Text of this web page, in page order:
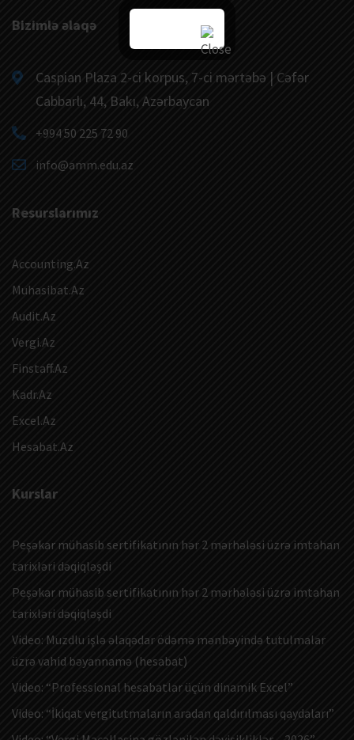
Bizimlə əlaqə
Caspian Plaza 2-ci korpus, 7-ci mərtəbə | Cəfər
Cabbarlı, 44, Bakı, Azərbaycan
+994 50 225 72 90
info@amm.edu.az
Resurslarımız
Accounting.Az
Muhasibat.Az
Audit.Az
Vergi.Az
Finstaff.Az
Kadr.Az
Excel.Az
Hesabat.Az
Kurslar
Peşəkar mühasib sertifikatının hər 2 mərhələsi üzrə imtahan
tarixləri dəqiqləşdi
Peşəkar mühasib sertifikatının hər 2 mərhələsi üzrə imtahan
tarixləri dəqiqləşdi
Video: Muzdlu işlə əlaqədar ödəmə mənbəyində tutulmalar
üzrə vahid bəyannamə (hesabat)
Video: “Professional hesabatlar üçün dinamik Excel”
Video: “İkiqat vergitutmaların aradan qaldırılması qaydaları”